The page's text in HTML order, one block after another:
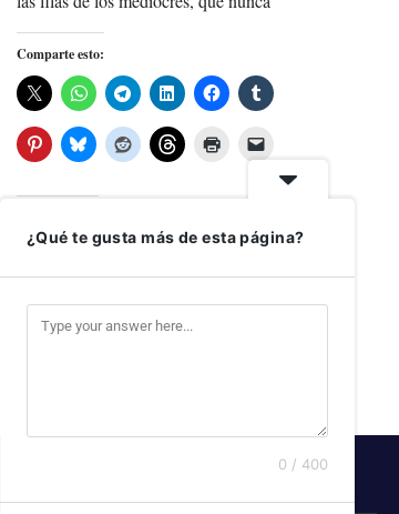
Comparte esto:
LEER MÁS
¿Qué te gusta más de esta página?
0 / 400